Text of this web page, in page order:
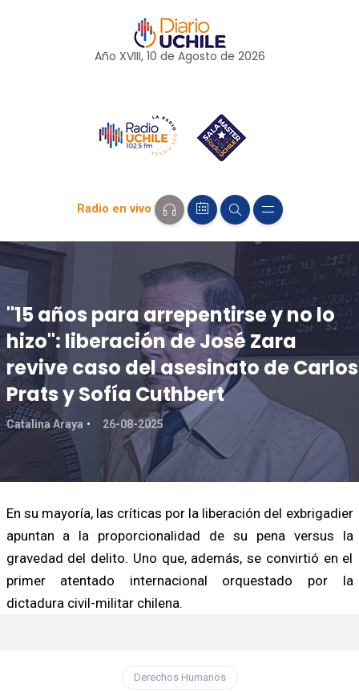
Año XVIII, 10 de Agosto de 2026
Radio en vivo
"15 años para arrepentirse y no lo
hizo": liberación de José Zara
revive caso del asesinato de Carlos
Prats y Sofía Cuthbert
Catalina Araya 26-08-2025
En su mayoría, las críticas por la liberación del exbrigadier
apuntan a la proporcionalidad de su pena versus la
gravedad del delito. Uno que, además, se convirtió en el
primer atentado internacional orquestado por la
dictadura civil-militar chilena.
Derechos Humanos